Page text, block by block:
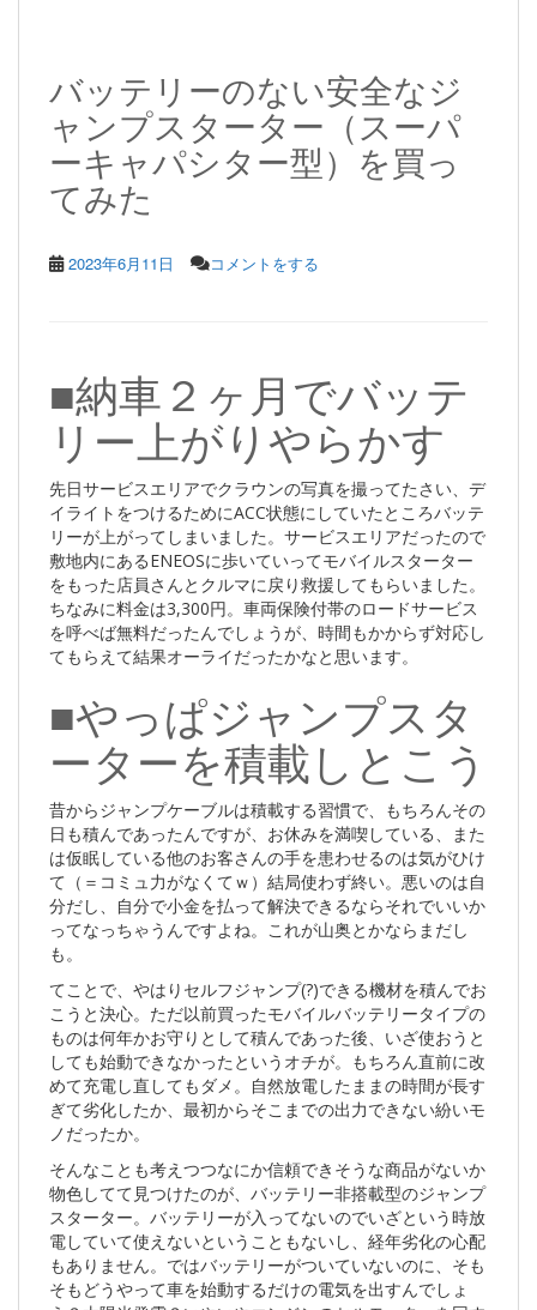
バッテリーのない安全なジ
ャンプスターター（スーパ
ーキャパシター型）を買っ
てみた
2023年6月11日 コメントをする
■納車２ヶ月でバッテ
リー上がりやらかす
先日サービスエリアでクラウンの写真を撮ってたさい、デ
イライトをつけるためにACC状態にしていたところバッテ
リーが上がってしまいました。サービスエリアだったので
敷地内にあるENEOSに歩いていってモバイルスターター
をもった店員さんとクルマに戻り救援してもらいました。
ちなみに料金は3,300円。車両保険付帯のロードサービス
を呼べば無料だったんでしょうが、時間もかからず対応し
てもらえて結果オーライだったかなと思います。
■やっぱジャンプスタ
ーターを積載しとこう
昔からジャンプケーブルは積載する習慣で、もちろんその
日も積んであったんですが、お休みを満喫している、また
は仮眠している他のお客さんの手を患わせるのは気がひけ
て（＝コミュ力がなくてｗ）結局使わず終い。悪いのは自
分だし、自分で小金を払って解決できるならそれでいいか
ってなっちゃうんですよね。これが山奥とかならまだし
も。
てことで、やはりセルフジャンプ(?)できる機材を積んでお
こうと決心。ただ以前買ったモバイルバッテリータイプの
ものは何年かお守りとして積んであった後、いざ使おうと
しても始動できなかったというオチが。もちろん直前に改
めて充電し直してもダメ。自然放電したままの時間が長す
ぎて劣化したか、最初からそこまでの出力できない紛いモ
ノだったか。
そんなことも考えつつなにか信頼できそうな商品がないか
物色してて見つけたのが、バッテリー非搭載型のジャンプ
スターター。バッテリーが入ってないのでいざという時放
電していて使えないということもないし、経年劣化の心配
もありません。ではバッテリーがついていないのに、そも
そもどうやって車を始動するだけの電気を出すんでしょ